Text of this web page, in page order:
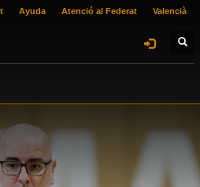
Ayuda Atenció al Federat Valencià